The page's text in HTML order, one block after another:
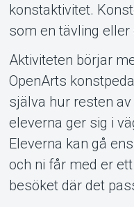
konstaktivitet.
som en tävling
Aktiviteten börjar
OpenArts
själva hur resten
eleverna ger sig i
Eleverna kan gå
och ni får med er
besöket där det